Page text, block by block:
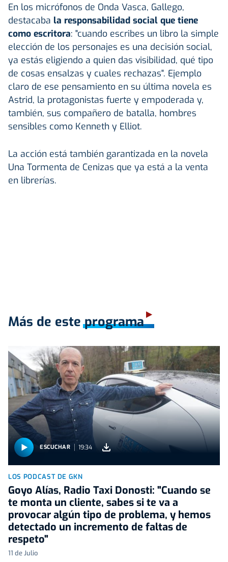
En los micrófonos de Onda Vasca, Gallego,
destacaba la responsabilidad social que tiene
como escritora: "cuando escribes un libro la simple
elección de los personajes es una decisión social,
ya estás eligiendo a quien das visibilidad, qué tipo
de cosas ensalzas y cuales rechazas". Ejemplo
claro de ese pensamiento en su última novela es
Astrid, la protagonistas fuerte y empoderada y,
también, sus compañero de batalla, hombres
sensibles como Kenneth y Elliot.
La acción está también garantizada en la novela
Una Tormenta de Cenizas que ya está a la venta
en librerías.
Más de este programa
ESCUCHAR 19:34
LOS PODCAST DE GKN
Goyo Alías, Radio Taxi Donosti: "Cuando se
te monta un cliente, sabes si te va a
provocar algún tipo de problema, y hemos
detectado un incremento de faltas de
respeto"
11 de Julio